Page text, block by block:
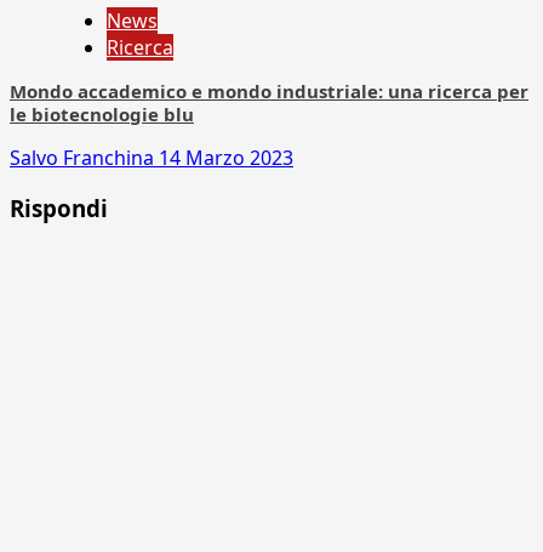
News
Ricerca
Mondo accademico e mondo industriale: una ricerca per
le biotecnologie blu
Salvo Franchina 14 Marzo 2023
Rispondi